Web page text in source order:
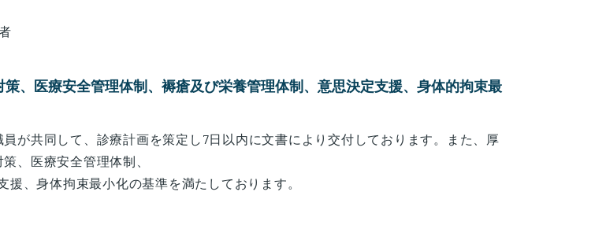
、医療安全管理体制、褥瘡及び栄養管理体制、意思決定支援、身体的拘束最
が共同して、診療計画を策定し7日以内に文書により交付しております。また、厚
、医療安全管理体制、
、身体拘束最小化の基準を満たしております。